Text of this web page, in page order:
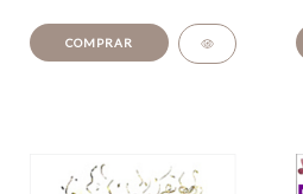
COMPRAR